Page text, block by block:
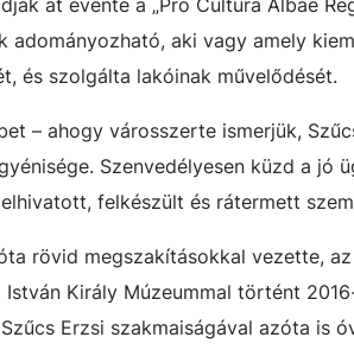
át évente a „Pro Cultura Albae
adományozható, aki vagy amely
és szolgálta lakóinak művelődését.
– ahogy városszerte ismerjük,
Szenvedélyesen küzd a jó
felkészült és rátermett
rövid megszakításokkal vezette,
Király Múzeummal történt
Erzsi szakmaiságával azóta is